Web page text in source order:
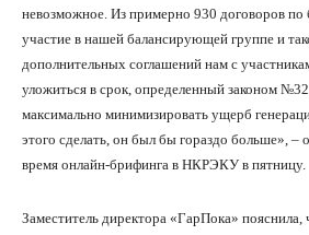
невозможное. Из примерно 930 договоров по
участие в нашей балансирующей группе и
дополнительных соглашений нам с
уложиться в срок, определенный законом
максимально минимизировать ущерб
этого сделать, он был бы гораздо больше», –
время онлайн-брифинга в НКРЭКУ в пятницу.
Заместитель директора «ГарПока» пояснила,